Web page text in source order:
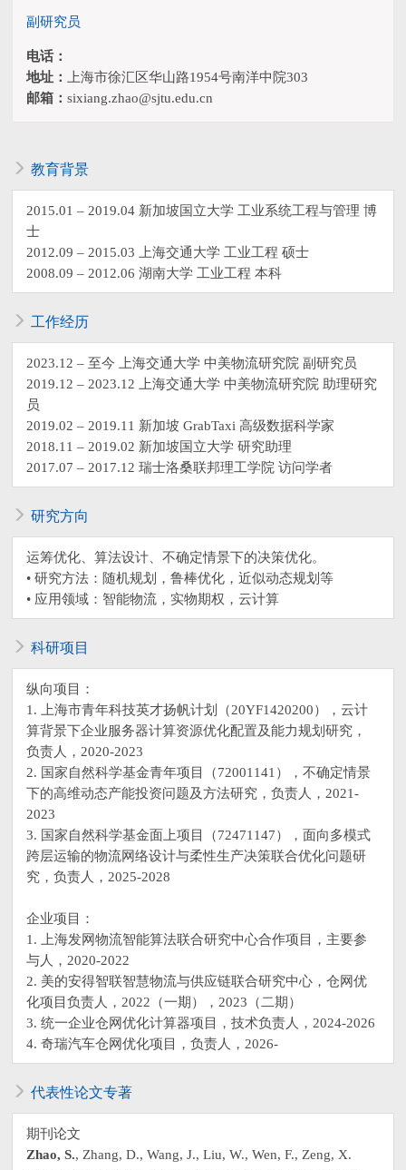
副研究员
电话：
地址：
上海市徐汇区华山路1954号南洋中院303
邮箱：sixiang.zhao@sjtu.edu.cn
教育背景
2015.01 – 2019.04 新加坡国立大学 工业系统工程与管理 博
士
2012.09 – 2015.03 上海交通大学 工业工程 硕士
2008.09 – 2012.06 湖南大学 工业工程 本科
工作经历
2023.12 – 至今 上海交通大学 中美物流研究院 副研究员
2019.12 – 2023.12 上海交通大学 中美物流研究院 助理研究
员
2019.02 – 2019.11 新加坡 GrabTaxi 高级数据科学家
2018.11 – 2019.02 新加坡国立大学 研究助理
2017.07 – 2017.12 瑞士洛桑联邦理工学院 访问学者
研究方向
运筹优化、算法设计、不确定情景下的决策优化。
• 研究方法：随机规划，鲁棒优化，近似动态规划等
• 应用领域：智能物流，实物期权，云计算
科研项目
纵向项目：
1. 上海市青年科技英才扬帆计划（20YF1420200），云计
算背景下企业服务器计算资源优化配置及能力规划研究，
负责人，2020-2023
2. 国家自然科学基金青年项目（72001141），不确定情景
下的高维动态产能投资问题及方法研究，负责人，2021-
2023
3. 国家自然科学基金面上项目（72471147），面向多模式
跨层运输的物流网络设计与柔性生产决策联合优化问题研
究，负责人，2025-2028
企业项目：
1. 上海发网物流智能算法联合研究中心合作项目，主要参
与人，2020-2022
2. 美的安得智联智慧物流与供应链联合研究中心，仓网优
化项目负责人，2022（一期），2023（二期）
3. 统一企业仓网优化计算器项目，技术负责人，2024-2026
4. 奇瑞汽车仓网优化项目，负责人，2026-
代表性论文专著
期刊论文
Zhao, S., Zhang, D., Wang, J., Liu, W., Wen, F., Zeng, X.